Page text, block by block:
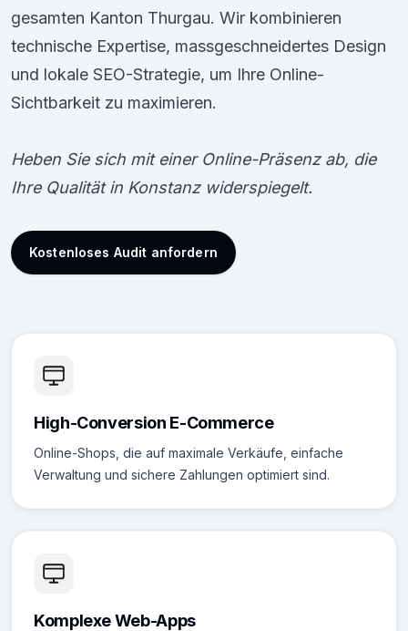
gesamten Kanton Thurgau. Wir kombinieren
technische Expertise, massgeschneidertes Design
und lokale SEO-Strategie, um Ihre Online-
Sichtbarkeit zu maximieren.
Heben Sie sich mit einer Online-Präsenz ab, die
Ihre Qualität in Konstanz widerspiegelt.
Kostenloses Audit anfordern
High-Conversion E-Commerce
Online-Shops, die auf maximale Verkäufe, einfache
Verwaltung und sichere Zahlungen optimiert sind.
Komplexe Web-Apps